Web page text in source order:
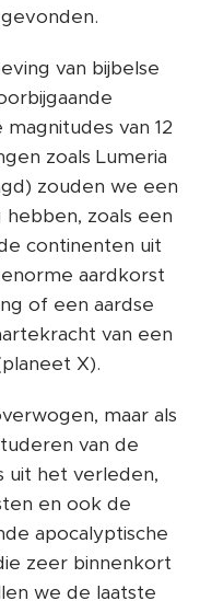
van bijbelse
van 12
zoals Lumeria
zouden we een
zoals een
continenten uit
aardkorst
of een aardse
van een
X).
maar als
van de
uit het verleden,
en ook de
apocalyptische
zeer binnenkort
we de laatste